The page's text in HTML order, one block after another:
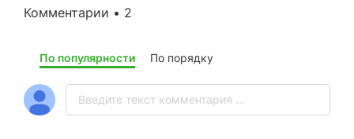
Комментарии • 2
По популярности По порядку